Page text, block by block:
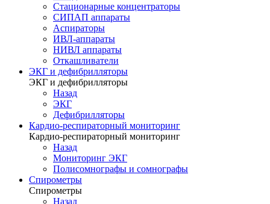
Стационарные концентраторы
СИПАП аппараты
Аспираторы
ИВЛ-аппараты
НИВЛ аппараты
Откашливатели
ЭКГ и дефибрилляторы
ЭКГ и дефибрилляторы
Назад
ЭКГ
Дефибрилляторы
Кардио-респираторный мониторинг
Кардио-респираторный мониторинг
Назад
Мониторинг ЭКГ
Полисомнографы и сомнографы
Спирометры
Спирометры
Назад